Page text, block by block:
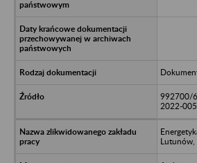
992700/
2022-